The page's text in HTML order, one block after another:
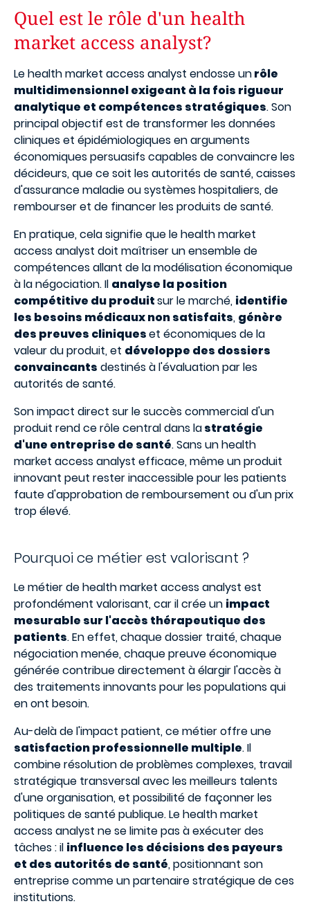
Quel est le rôle d'un health
market access analyst?
Le health market access analyst endosse unrôle
multidimensionnel exigeant à la fois rigueur
analytique et compétences stratégiques. Son
principal objectif est de transformer les données
cliniques et épidémiologiques en arguments
économiques persuasifs capables de convaincre les
décideurs, que ce soit les autorités de santé, caisses
d'assurance maladie ou systèmes hospitaliers, de
rembourser et de financer les produits de santé.
En pratique, cela signifie que le health market
access analyst doit maîtriser un ensemble de
compétences allant de la modélisation économique
à la négociation. Il analyse la position
compétitive du produitsur le marché, identifie
les besoins médicaux non satisfaits, génère
des preuves cliniqueset économiques de la
valeur du produit, et développe des dossiers
convaincants destinés à l'évaluation par les
autorités de santé.
Son impact direct sur le succès commercial d'un
produit rend ce rôle central dans lastratégie
d'une entreprise de santé. Sans un health
market access analyst efficace, même un produit
innovant peut rester inaccessible pour les patients
faute d'approbation de remboursement ou d'un prix
trop élevé.
Pourquoi ce métier est valorisant ?
Le métier de health market access analyst est
profondément valorisant, car il crée un impact
mesurable sur l'accès thérapeutique des
patients. En effet, chaque dossier traité, chaque
négociation menée, chaque preuve économique
générée contribue directement à élargir l'accès à
des traitements innovants pour les populations qui
en ont besoin.
Au-delà de l'impact patient, ce métier offre une
satisfaction professionnelle multiple. Il
combine résolution de problèmes complexes, travail
stratégique transversal avec les meilleurs talents
d'une organisation, et possibilité de façonner les
politiques de santé publique. Le health market
access analyst ne se limite pas à exécuter des
tâches : il influence les décisions des payeurs
et des autorités de santé, positionnant son
entreprise comme un partenaire stratégique de ces
institutions.